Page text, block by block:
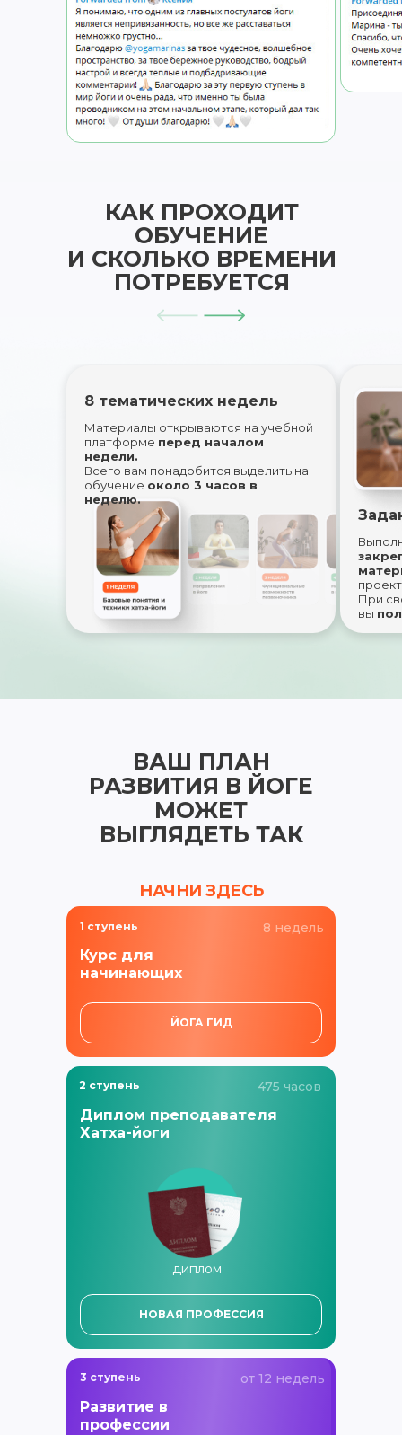
КАК ПРОХОДИТ
ОБУЧЕНИЕ
И СКОЛЬКО ВРЕМЕНИ
ПОТРЕБУЕТСЯ
8 тематических недель
Материалы открываются на учебной
платформе перед началом
недели.
Всего вам понадобится выделить на
обучение около 3 часов в
неделю.
При
вы
ВАШ ПЛАН
РАЗВИТИЯ В ЙОГЕ
МОЖЕТ
ВЫГЛЯДЕТЬ ТАК
НАЧНИ ЗДЕСЬ
Развитие в
профессии
диплом
Диплом преподавателя
Хатха-йоги
3 ступень
2 ступень
1 ступень
Курс для
начинающих
НОВАЯ ПРОФЕССИЯ
ЙОГА ГИД
8 недель
475 часов
от 12 недель